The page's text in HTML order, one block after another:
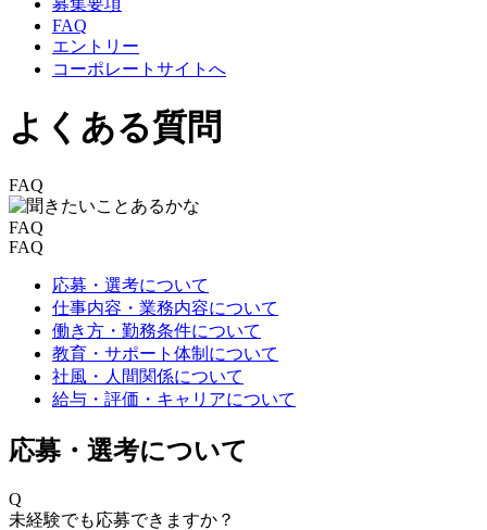
募集要項
FAQ
エントリー
コーポレートサイトへ
よくある質問
FAQ
FAQ
FAQ
応募・選考について
仕事内容・業務内容について
働き方・勤務条件について
教育・サポート体制について
社風・人間関係について
給与・評価・キャリアについて
応募・選考について
Q
未経験でも応募できますか？